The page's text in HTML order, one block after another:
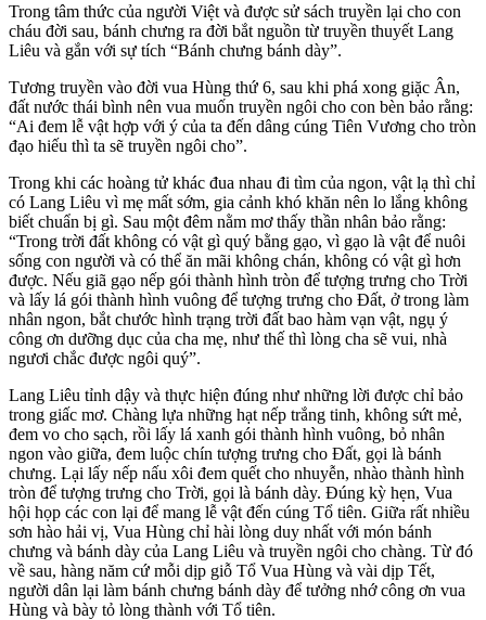
Trong tâm thức của người Việt và được sử sách truyền lại cho con
cháu đời sau, bánh chưng ra đời bắt nguồn từ truyền thuyết Lang
Liêu và gắn với sự tích “Bánh chưng bánh dày”.
Tương truyền vào đời vua Hùng thứ 6, sau khi phá xong giặc Ân,
đất nước thái bình nên vua muốn truyền ngôi cho con bèn bảo rằng:
“Ai đem lễ vật hợp với ý của ta đến dâng cúng Tiên Vương cho tròn
đạo hiếu thì ta sẽ truyền ngôi cho”.
Trong khi các hoàng tử khác đua nhau đi tìm của ngon, vật lạ thì chỉ
có Lang Liêu vì mẹ mất sớm, gia cảnh khó khăn nên lo lắng không
biết chuẩn bị gì. Sau một đêm nằm mơ thấy thần nhân bảo rằng:
“Trong trời đất không có vật gì quý bằng gạo, vì gạo là vật để nuôi
sống con người và có thể ăn mãi không chán, không có vật gì hơn
được. Nếu giã gạo nếp gói thành hình tròn để tượng trưng cho Trời
và lấy lá gói thành hình vuông để tượng trưng cho Đất, ở trong làm
nhân ngon, bắt chước hình trạng trời đất bao hàm vạn vật, ngụ ý
công ơn dưỡng dục của cha mẹ, như thế thì lòng cha sẽ vui, nhà
ngươi chắc được ngôi quý”.
Lang Liêu tỉnh dậy và thực hiện đúng như những lời được chỉ bảo
trong giấc mơ. Chàng lựa những hạt nếp trắng tinh, không sứt mẻ,
đem vo cho sạch, rồi lấy lá xanh gói thành hình vuông, bỏ nhân
ngon vào giữa, đem luộc chín tượng trưng cho Đất, gọi là bánh
chưng. Lại lấy nếp nấu xôi đem quết cho nhuyễn, nhào thành hình
tròn để tượng trưng cho Trời, gọi là bánh dày. Đúng kỳ hẹn, Vua
hội họp các con lại để mang lễ vật đến cúng Tổ tiên. Giữa rất nhiều
sơn hào hải vị, Vua Hùng chỉ hài lòng duy nhất với món bánh
chưng và bánh dày của Lang Liêu và truyền ngôi cho chàng. Từ đó
về sau, hàng năm cứ mỗi dịp giỗ Tổ Vua Hùng và vài dịp Tết,
người dân lại làm bánh chưng bánh dày để tưởng nhớ công ơn vua
Hùng và bày tỏ lòng thành với Tổ tiên.